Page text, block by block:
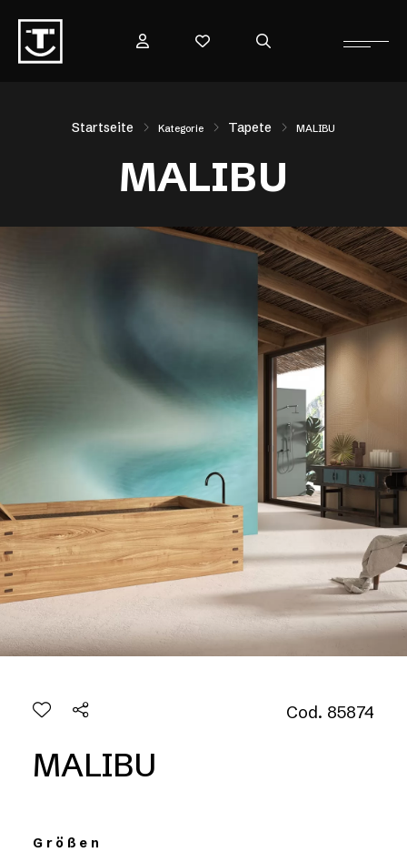
Startseite Kategorie Tapete MALIBU
MALIBU
Cod. 85874
MALIBU
Größen